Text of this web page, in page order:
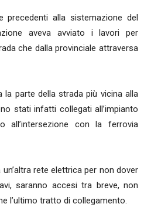
precedenti alla sistemazione del
aveva avviato i lavori per
che dalla provinciale attraversa
parte della strada più vicina alla
stati infatti collegati all’impianto
all’intersezione con la ferrovia
rete elettrica per non dover
saranno accesi tra breve, non
l’ultimo tratto di collegamento.